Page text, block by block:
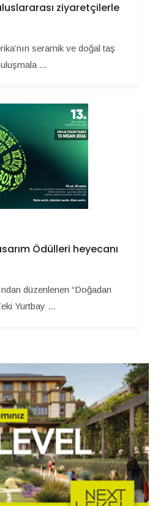
ziyaretçilerle
seramik ve doğal taş
...
Ödülleri heyecanı
düzenlenen “Doğadan
Yurtbay ...